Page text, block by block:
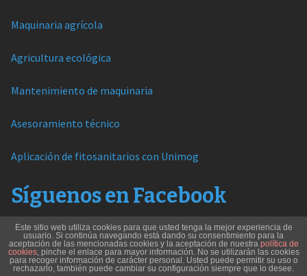
Maquinaria agrícola
Agricultura ecológica
Mantenimiento de maquinaria
Asesoramiento técnico
Aplicación de fitosanitarios con Unimog
Síguenos en Facebook
Este sitio web utiliza cookies para que usted tenga la mejor experiencia de
usuario. Si continúa navegando está dando su consentimiento para la
aceptación de las mencionadas cookies y la aceptación de nuestra política de
cookies, pinche el enlace para mayor información. No se utilizarán las cookies
para recoger información de carácter personal. Usted puede permitir su uso o
rechazarlo, también puede cambiar su configuración siempre que lo desee.